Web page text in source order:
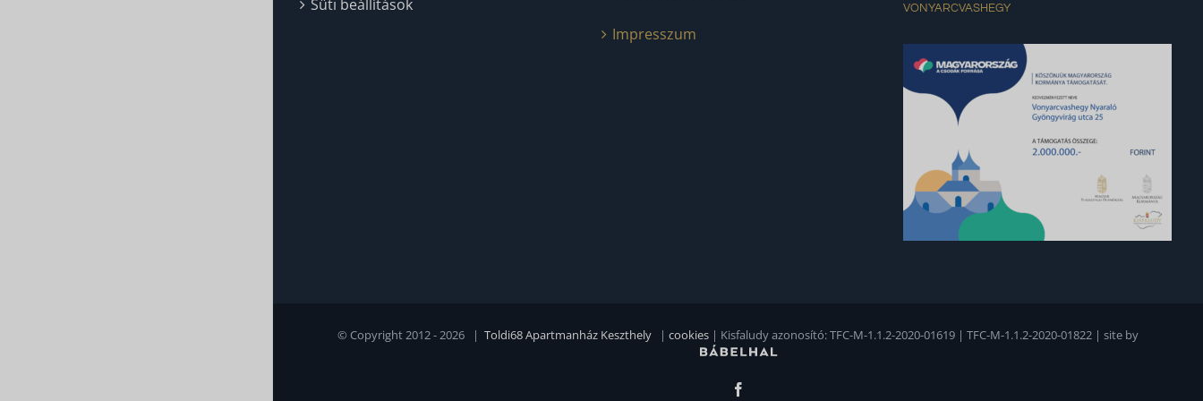
Süti beállítások
Impresszum
VONYARCVASHEGY
© Copyright 2012 -2026 | Toldi68 Apartmanház Keszthely | cookies | Kisfaludy azonosító: TFC-M-1.1.2-2020-01619 | TFC-M-1.1.2-2020-01822 | site by